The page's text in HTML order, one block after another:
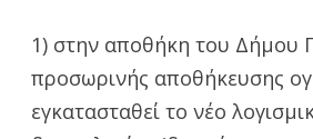
1) στην αποθήκη του Δήμου
προσωρινής αποθήκευσης
εγκατασταθεί το νέο